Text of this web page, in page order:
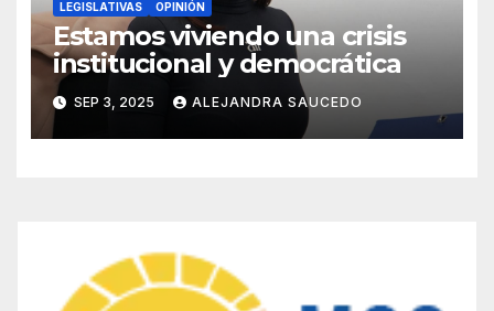
LEGISLATIVAS OPINIÓN
Estamos viviendo una crisis
institucional y democrática
SEP 3, 2025 ALEJANDRA SAUCEDO